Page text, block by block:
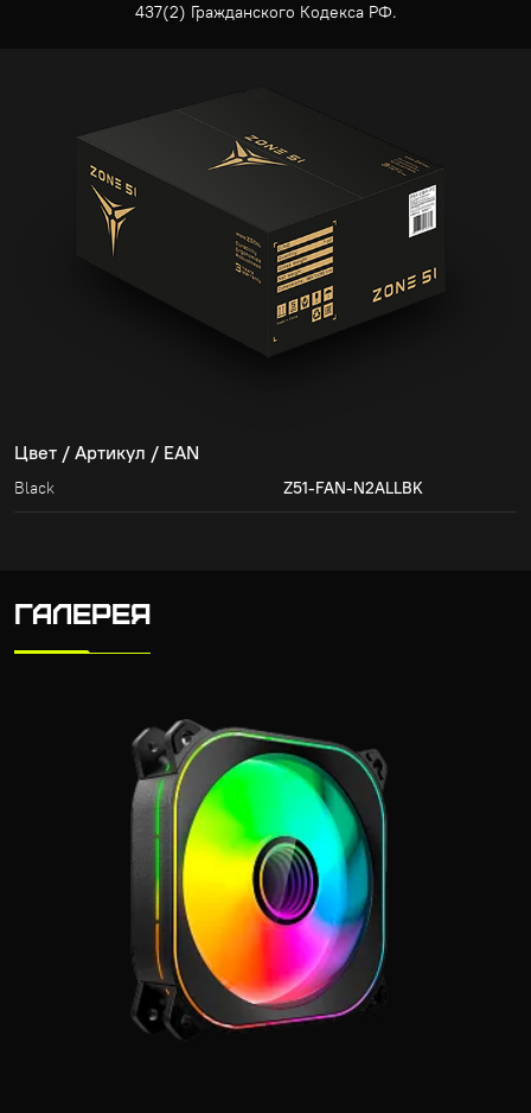
437(2) Гражданского Кодекса РФ.
Цвет / Артикул / EAN
Black Z51-FAN-N2ALLBK
ГАЛЕРЕЯ